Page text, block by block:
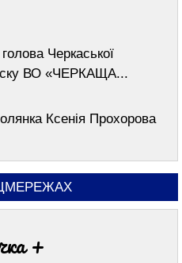
Черкаської
ВО «ЧЕРКАЩА...
Ксенія Прохорова
+